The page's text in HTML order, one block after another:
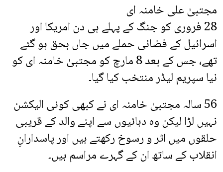
مجتبیٰ علی خامنہ ای
28 فروری کو جنگ کے پہلے ہی دن امریکا اور
اسرائیل کے فضائی حملے میں جاں بحق ہو گئے
تھے، جس کے بعد 8 مارچ کو مجتبیٰ خامنہ ای کو
نیا سپریم لیڈر منتخب کیا گیا۔
56 سالہ مجتبیٰ خامنہ ای نے کبھی کوئی الیکشن
نہیں لڑا لیکن وہ دہائیوں سے اپنے والد کے قریبی
حلقوں میں اثر و رسوخ رکھتے ہیں اور پاسدارانِ
انقلاب کے ساتھ ان کے گہرے مراسم ہیں۔